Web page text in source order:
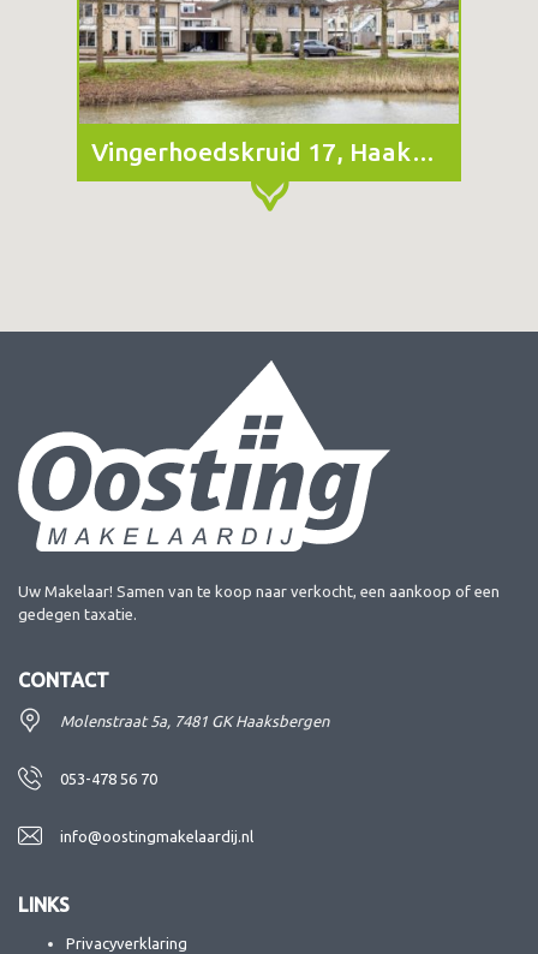
Vingerhoedskruid 17, Haaksbergen
Uw Makelaar! Samen van te koop naar verkocht, een aankoop of een
gedegen taxatie.
CONTACT
Molenstraat 5a, 7481 GK Haaksbergen
053-478 56 70
info@oostingmakelaardij.nl
LINKS
Privacyverklaring